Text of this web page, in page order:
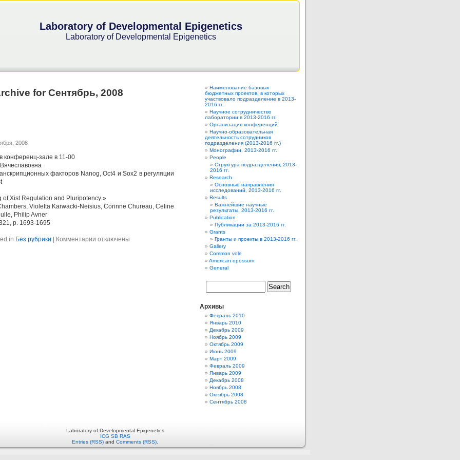
Laboratory of Developmental Epigenetics
Laboratory of Developmental Epigenetics
for Сентябрь, 2008
2008
конференц-зале в 11-00
факторов Nanog, Oct4 и Sox2 в регуляции
of Xist Regulation and Pluripotency »
Violetta Karwacki-Neisius, Corinne Chureau, Celine
Philip Avner
p. 1693-1695
in Без рубрики Комментариикотключены
Наименование базовых
бюджетных проектов, в которых
участвовало подразделение в 2013-
2016 гг.
Научное сотрудничество
лаборатории в 2013-2016 гг.
Организация конференций
Научно-образовательная
деятельность сотрудников
подразделения (2013-2016 гг.)
Монографии, 2013-2016 гг.
People
Структура подразделения, 2013-
2016 гг.
Research
Основные направления
исследований, 2013-2016 гг.
Results
Важнейшие научные
результаты, 2013-2016 гг.
Publication
Публикации за 2013-2016 гг.
Grants
Гранты и проекты в 2013-2016 гг.
Gallery
Common vole
American opossum
General
Архивы
Февраль 2010
Январь 2010
Декабрь 2009
Ноябрь 2009
Октябрь 2009
Июнь 2009
Март 2009
Февраль 2009
Январь 2009
Декабрь 2008
Ноябрь 2008
Октябрь 2008
Сентябрь 2008
Laboratory of Developmental Epigenetics
ICG SB RAS
Entries (RSS) and Comments (RSS)